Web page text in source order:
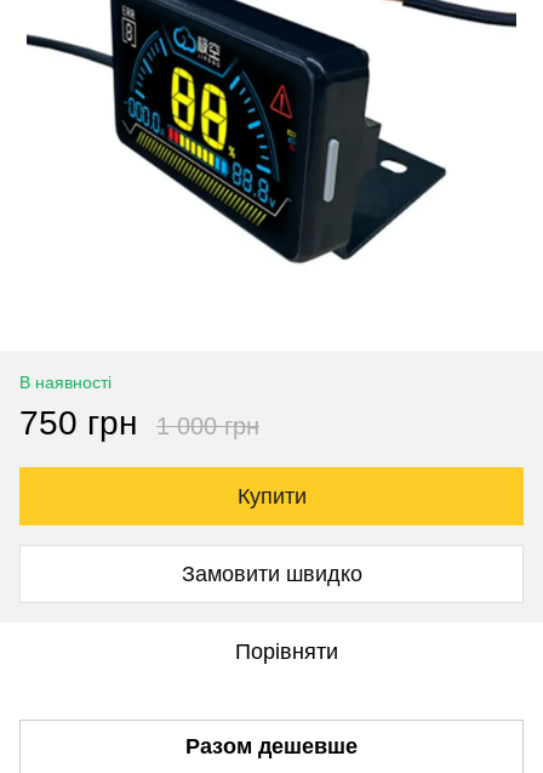
В наявності
750 грн 1 000 грн
Купити
Замовити швидко
Порівняти
Разом дешевше